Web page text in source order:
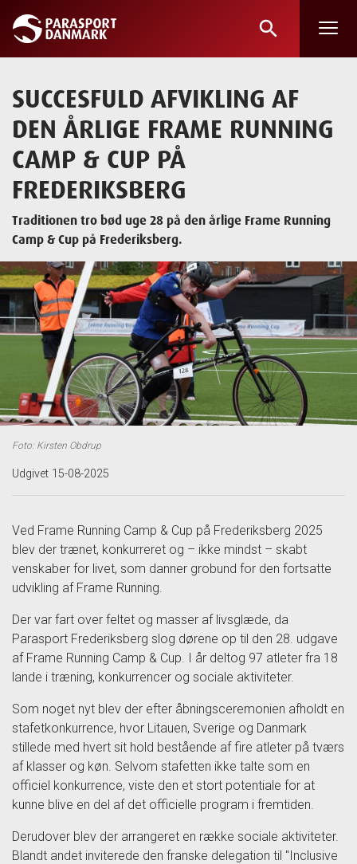
Skip
to
content
search
SUCCESFULD AFVIKLING AF
DEN ÅRLIGE FRAME RUNNING
CAMP & CUP PÅ
FREDERIKSBERG
Traditionen tro bød uge 28 på den årlige Frame Running
Camp & Cup på Frederiksberg.
Foto: Kirsten Obdrup
Udgivet 15-08-2025
Ved Frame Running Camp & Cup på Frederiksberg 2025
blev der trænet, konkurreret og – ikke mindst – skabt
venskaber for livet, som danner grobund for den fortsatte
udvikling af Frame Running.
Der var fart over feltet og masser af livsglæde, da
Parasport Frederiksberg slog dørene op til den 28. udgave
af Frame Running Camp & Cup. I år deltog 97 atleter fra 18
lande i træning, konkurrencer og sociale aktiviteter.
Som noget nyt blev der efter åbningsceremonien afholdt en
stafetkonkurrence, hvor Litauen, Sverige og Danmark
stillede med hvert sit hold bestående af fire atleter på tværs
af klasser og køn. Selvom stafetten ikke talte som en
officiel konkurrence, viste den et stort potentiale for at
kunne blive en del af det officielle program i fremtiden.
Derudover blev der arrangeret en række sociale aktiviteter.
Blandt andet inviterede den franske delegation til "Inclusive